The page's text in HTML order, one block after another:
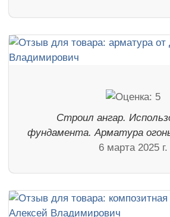
Строил ангар.
фундамента. Арматура
6 марта 2025 г.